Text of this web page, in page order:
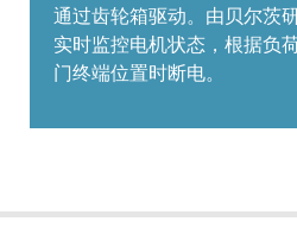
通过齿轮箱驱动。由贝尔茨
实时监控电机状态，根据负
门终端位置时断电。